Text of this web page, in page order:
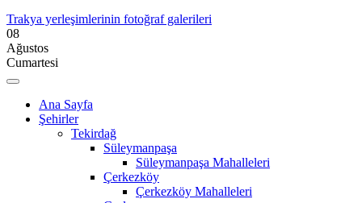
Trakya yerleşimlerinin fotoğraf galerileri
08
Ağustos
Cumartesi
Ana Sayfa
Şehirler
Tekirdağ
Süleymanpaşa
Süleymanpaşa Mahalleleri
Çerkezköy
Çerkezköy Mahalleleri